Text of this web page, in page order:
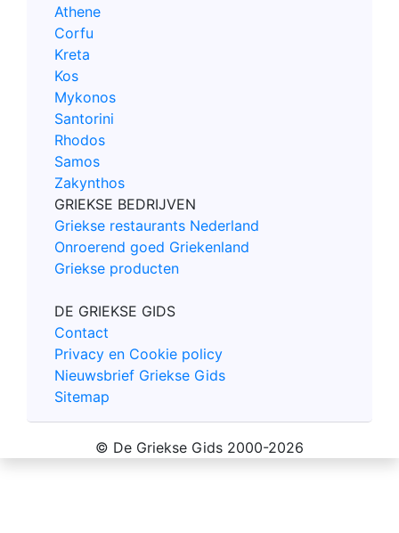
Athene
Corfu
Kreta
Kos
Mykonos
Santorini
Rhodos
Samos
Zakynthos
GRIEKSE BEDRIJVEN
Griekse restaurants Nederland
Onroerend goed Griekenland
Griekse producten
DE GRIEKSE GIDS
Contact
Privacy en Cookie policy
Nieuwsbrief Griekse Gids
Sitemap
© De Griekse Gids 2000-2026